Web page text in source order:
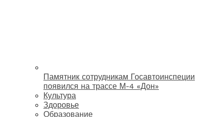
Памятник сотрудникам Госавтоинспеции
появился на трассе М-4 «Дон»
Культура
Здоровье
Образование